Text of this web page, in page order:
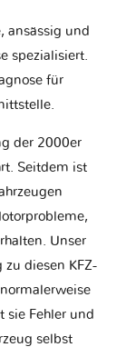
ansässig und
spezialisiert.
für
der 2000er
Seitdem ist
Unser
zu diesen KFZ-
sie Fehler und
selbst